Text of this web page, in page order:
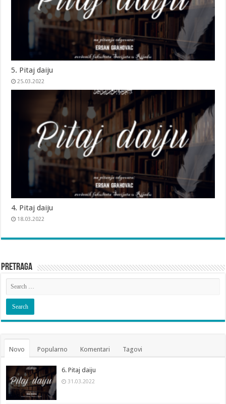
5. Pitaj daiju
25.03.2022
4. Pitaj daiju
18.03.2022
Pretraga
Novo Popularno Komentari Tagovi
6. Pitaj daiju
31.03.2022